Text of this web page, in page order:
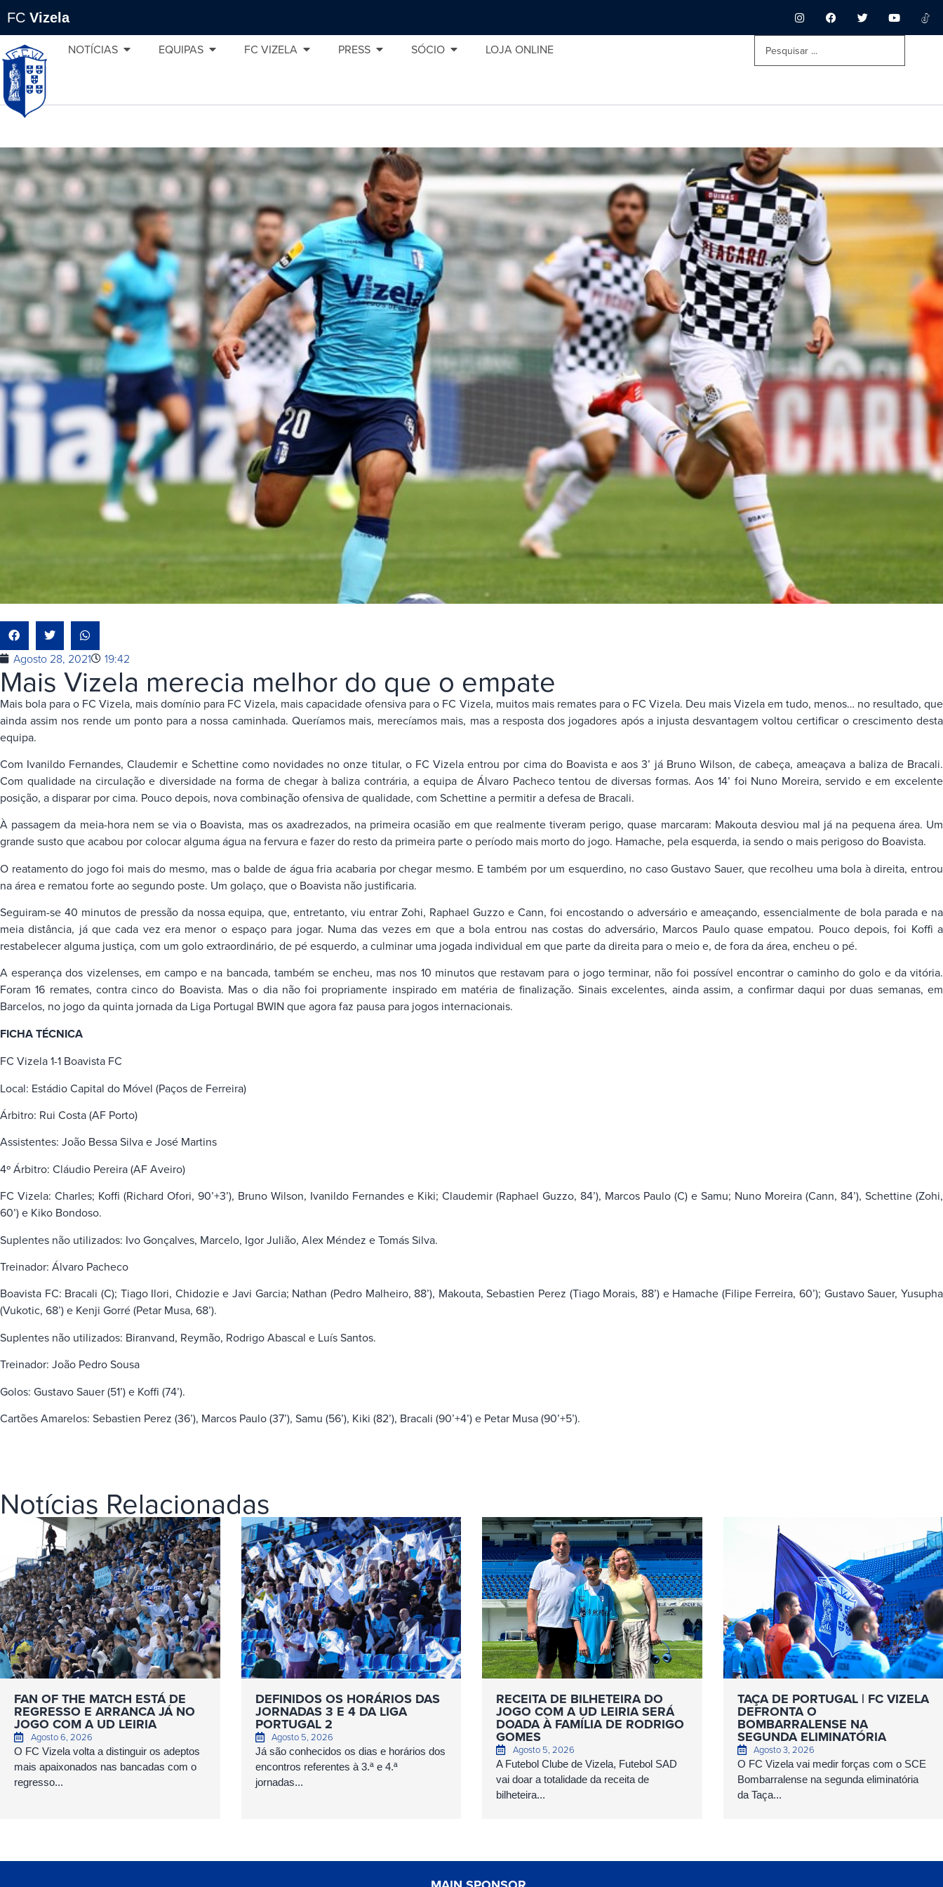
FC Vizela
NOTÍCIAS EQUIPAS FC VIZELA PRESS SÓCIO LOJA ONLINE
Agosto 28, 2021 19:42
Mais Vizela merecia melhor do que o empate
Mais bola para o FC Vizela, mais domínio para FC Vizela, mais capacidade ofensiva para o FC Vizela, muitos mais remates para o FC Vizela. Deu mais Vizela em tudo, menos… no resultado, que
ainda assim nos rende um ponto para a nossa caminhada. Queríamos mais, merecíamos mais, mas a resposta dos jogadores após a injusta desvantagem voltou certificar o crescimento desta
equipa.
Com Ivanildo Fernandes, Claudemir e Schettine como novidades no onze titular, o FC Vizela entrou por cima do Boavista e aos 3’ já Bruno Wilson, de cabeça, ameaçava a baliza de Bracali.
Com qualidade na circulação e diversidade na forma de chegar à baliza contrária, a equipa de Álvaro Pacheco tentou de diversas formas. Aos 14’ foi Nuno Moreira, servido e em excelente
posição, a disparar por cima. Pouco depois, nova combinação ofensiva de qualidade, com Schettine a permitir a defesa de Bracali.
À passagem da meia-hora nem se via o Boavista, mas os axadrezados, na primeira ocasião em que realmente tiveram perigo, quase marcaram: Makouta desviou mal já na pequena área. Um
grande susto que acabou por colocar alguma água na fervura e fazer do resto da primeira parte o período mais morto do jogo. Hamache, pela esquerda, ia sendo o mais perigoso do Boavista.
O reatamento do jogo foi mais do mesmo, mas o balde de água fria acabaria por chegar mesmo. E também por um esquerdino, no caso Gustavo Sauer, que recolheu uma bola à direita, entrou
na área e rematou forte ao segundo poste. Um golaço, que o Boavista não justificaria.
Seguiram-se 40 minutos de pressão da nossa equipa, que, entretanto, viu entrar Zohi, Raphael Guzzo e Cann, foi encostando o adversário e ameaçando, essencialmente de bola parada e na
meia distância, já que cada vez era menor o espaço para jogar. Numa das vezes em que a bola entrou nas costas do adversário, Marcos Paulo quase empatou. Pouco depois, foi Koffi a
restabelecer alguma justiça, com um golo extraordinário, de pé esquerdo, a culminar uma jogada individual em que parte da direita para o meio e, de fora da área, encheu o pé.
A esperança dos vizelenses, em campo e na bancada, também se encheu, mas nos 10 minutos que restavam para o jogo terminar, não foi possível encontrar o caminho do golo e da vitória.
Foram 16 remates, contra cinco do Boavista. Mas o dia não foi propriamente inspirado em matéria de finalização. Sinais excelentes, ainda assim, a confirmar daqui por duas semanas, em
Barcelos, no jogo da quinta jornada da Liga Portugal BWIN que agora faz pausa para jogos internacionais.
FICHA TÉCNICA
FC Vizela 1-1 Boavista FC
Local: Estádio Capital do Móvel (Paços de Ferreira)
Árbitro: Rui Costa (AF Porto)
Assistentes: João Bessa Silva e José Martins
4º Árbitro: Cláudio Pereira (AF Aveiro)
FC Vizela: Charles; Koffi (Richard Ofori, 90’+3’), Bruno Wilson, Ivanildo Fernandes e Kiki; Claudemir (Raphael Guzzo, 84’), Marcos Paulo (C) e Samu; Nuno Moreira (Cann, 84’), Schettine (Zohi,
60’) e Kiko Bondoso.
Suplentes não utilizados: Ivo Gonçalves, Marcelo, Igor Julião, Alex Méndez e Tomás Silva.
Treinador: Álvaro Pacheco
Boavista FC: Bracali (C); Tiago Ilori, Chidozie e Javi Garcia; Nathan (Pedro Malheiro, 88’), Makouta, Sebastien Perez (Tiago Morais, 88’) e Hamache (Filipe Ferreira, 60’); Gustavo Sauer, Yusupha
(Vukotic, 68’) e Kenji Gorré (Petar Musa, 68’).
Suplentes não utilizados: Biranvand, Reymão, Rodrigo Abascal e Luís Santos.
Treinador: João Pedro Sousa
Golos: Gustavo Sauer (51’) e Koffi (74’).
Cartões Amarelos: Sebastien Perez (36’), Marcos Paulo (37’), Samu (56’), Kiki (82’), Bracali (90’+4’) e Petar Musa (90’+5’).
Notícias Relacionadas
FAN OF THE MATCH ESTÁ DE
REGRESSO E ARRANCA JÁ NO
JOGO COM A UD LEIRIA
Agosto 6, 2026
O FC Vizela volta a distinguir os adeptos
mais apaixonados nas bancadas com o
regresso...
DEFINIDOS OS HORÁRIOS DAS
JORNADAS 3 E 4 DA LIGA
PORTUGAL 2
Agosto 5, 2026
Já são conhecidos os dias e horários dos
encontros referentes à 3.ª e 4.ª
jornadas...
RECEITA DE BILHETEIRA DO
JOGO COM A UD LEIRIA SERÁ
DOADA À FAMÍLIA DE RODRIGO
GOMES
Agosto 5, 2026
A Futebol Clube de Vizela, Futebol SAD
vai doar a totalidade da receita de
bilheteira...
TAÇA DE PORTUGAL | FC VIZELA
DEFRONTA O
BOMBARRALENSE NA
SEGUNDA ELIMINATÓRIA
Agosto 3, 2026
O FC Vizela vai medir forças com o SCE
Bombarralense na segunda eliminatória
da Taça...